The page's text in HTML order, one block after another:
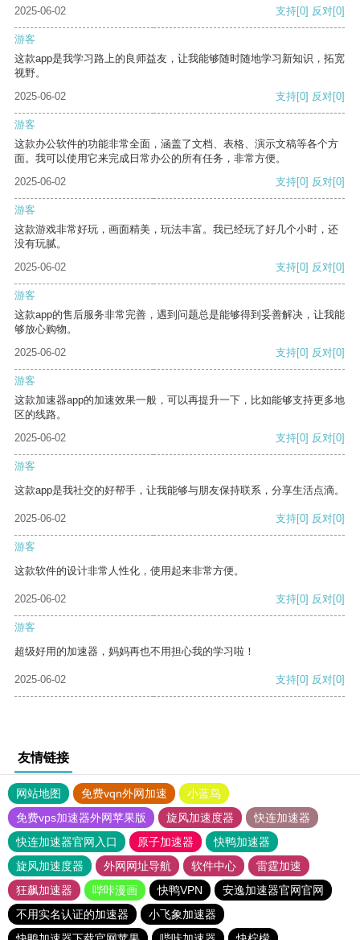
2025-06-02
支持[0] 反对[0]
游客
这款app是我学习路上的良师益友，让我能够随时随地学习新知识，拓宽
视野。
2025-06-02
支持[0] 反对[0]
游客
这款办公软件的功能非常全面，涵盖了文档、表格、演示文稿等各个方
面。我可以使用它来完成日常办公的所有任务，非常方便。
2025-06-02
支持[0] 反对[0]
游客
这款游戏非常好玩，画面精美，玩法丰富。我已经玩了好几个小时，还
没有玩腻。
2025-06-02
支持[0] 反对[0]
游客
这款app的售后服务非常完善，遇到问题总是能够得到妥善解决，让我能
够放心购物。
2025-06-02
支持[0] 反对[0]
游客
这款加速器app的加速效果一般，可以再提升一下，比如能够支持更多地
区的线路。
2025-06-02
支持[0] 反对[0]
游客
这款app是我社交的好帮手，让我能够与朋友保持联系，分享生活点滴。
2025-06-02 支持[0] 反对[0]
游客
这款软件的设计非常人性化，使用起来非常方便。
2025-06-02 支持[0] 反对[0]
游客
超级好用的加速器，妈妈再也不用担心我的学习啦！
2025-06-02 支持[0] 反对[0]
友情链接
网站地图 免费vqn外网加速
小蓝鸟
免费vps加速器外网苹果版
旋风加速度器
快连加速器
快连加速器官网入口
原子加速器
快鸭加速器
旋风加速度器
外网网址导航 软件中心
雷霆加速
狂飙加速器
哔咔漫画 快鸭VPN
安逸加速器官网官网
不用实名认证的加速器
小飞象加速器